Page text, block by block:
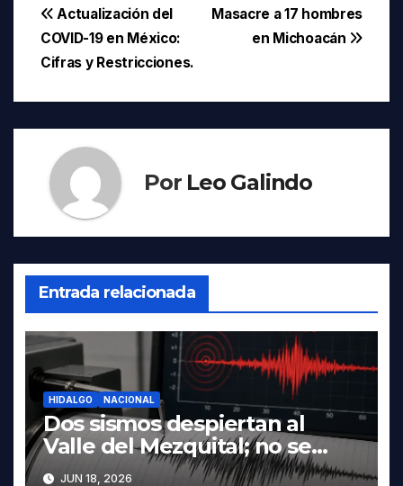
Navegación
de
entradas
Masacre a 17 hombres
en Michoacán
Actualización del
COVID-19 en México:
Cifras y Restricciones.
Por Leo Galindo
Entrada relacionada
HIDALGO NACIONAL
Dos sismos despiertan al
Valle del Mezquital; no se
reportan daños en Hidalgo
JUN 18, 2026